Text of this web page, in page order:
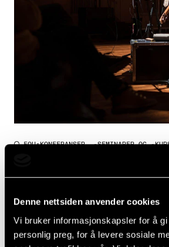
Denne nettsiden anvender cookies
Vi bruker informasjonskapsler for å
personlig preg, for å levere sosiale
FOU-KONFERANSER, -SEMINARER OG -
Fredag 23. oktober
00:00 - 00:00